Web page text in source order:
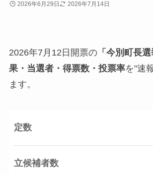
2026年6月29日 2026年7月14日
2026年7月12日開票の「今別町長
果・当選者・得票数・投票率を"速
ます。
定数
立候補者数